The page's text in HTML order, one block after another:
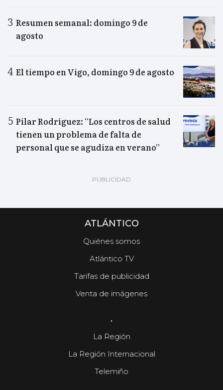
Resumen semanal: domingo 9 de
agosto
El tiempo en Vigo, domingo 9 de agosto
Pilar Rodríguez: “Los centros de salud
tienen un problema de falta de
personal que se agudiza en verano”
ATLÁNTICO
Quiénes somos
Atlántico TV
Tarifas de publicidad
Venta de imágenes
.
La Región
La Región Internacional
Telemiño